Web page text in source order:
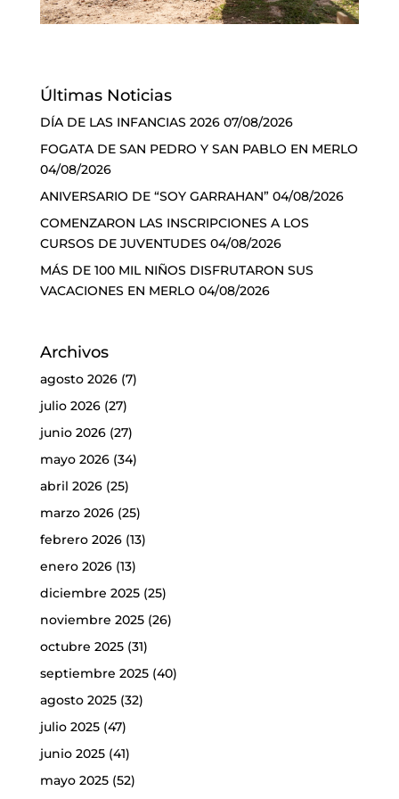
Últimas Noticias
DÍA DE LAS INFANCIAS 2026 07/08/2026
FOGATA DE SAN PEDRO Y SAN PABLO EN MERLO
04/08/2026
ANIVERSARIO DE “SOY GARRAHAN” 04/08/2026
COMENZARON LAS INSCRIPCIONES A LOS
CURSOS DE JUVENTUDES 04/08/2026
MÁS DE 100 MIL NIÑOS DISFRUTARON SUS
VACACIONES EN MERLO 04/08/2026
Archivos
agosto 2026(7)
julio 2026(27)
junio 2026(27)
mayo 2026(34)
abril 2026(25)
marzo 2026(25)
febrero 2026(13)
enero 2026(13)
diciembre 2025(25)
noviembre 2025(26)
octubre 2025(31)
septiembre 2025(40)
agosto 2025(32)
julio 2025(47)
junio 2025(41)
mayo 2025(52)